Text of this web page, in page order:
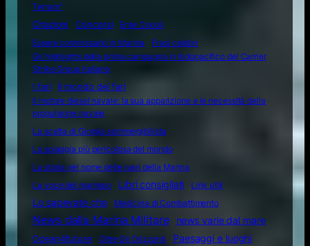
Terram"
Citazioni
Concorsi
Ente Circoli
Essere commissario in Marina
Frasi celebri
Gli highlights della prima campagna in Indopacifico del Carrier
Strike Group italiano
I fari
Il mondo dei fari
Il motore diesel navale: la sua apparizione e le necessità della
propulsione navale
La scelta di Giorgia sommergibilista
La spiaggia più pericolosa del mondo
La storia nel nome delle navi della Marina
La voce del marinaio
Libri consigliati Link utili
Lo sapevate che Medicina di Combattimento
News dalla Marina Militare
news varie dal mare
Ocean4future
Oltre Gli Orizzonti
Paesaggi e luoghi